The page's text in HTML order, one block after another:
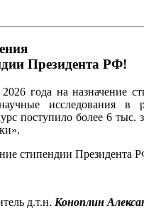
Президента РФ!
года на назначение
исследования в
поступило более 6
стипендии Президента
д.т.н. Коноплин